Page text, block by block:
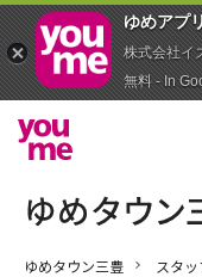
ゆめタウン三豊 スタッ
ゆめアプ‪
株式会社イ
無料 - In